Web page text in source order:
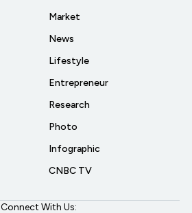
Market
News
Lifestyle
Entrepreneur
Research
Photo
Infographic
CNBC TV
Connect With Us: